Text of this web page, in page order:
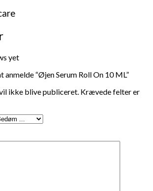
yet
“Øjen Serum Roll On 10 ML”
ikke blive publiceret. Krævede felter er